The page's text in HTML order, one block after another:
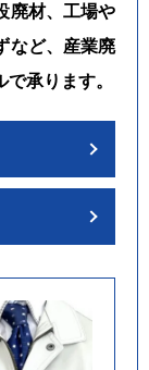
廃材、工場や
など、産業廃
承ります。